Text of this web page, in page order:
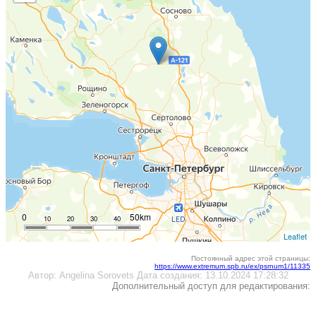
10
0 20 30 40 50km
Leaflet
Постоянный адрес этой страницы:
https://www.extremum.spb.ru/ex/psrnum1/11335
Автор: Angelina Sorovets Дата создания: 13.10.2024 17:28:32
Дополнительный доступ для редактирования: